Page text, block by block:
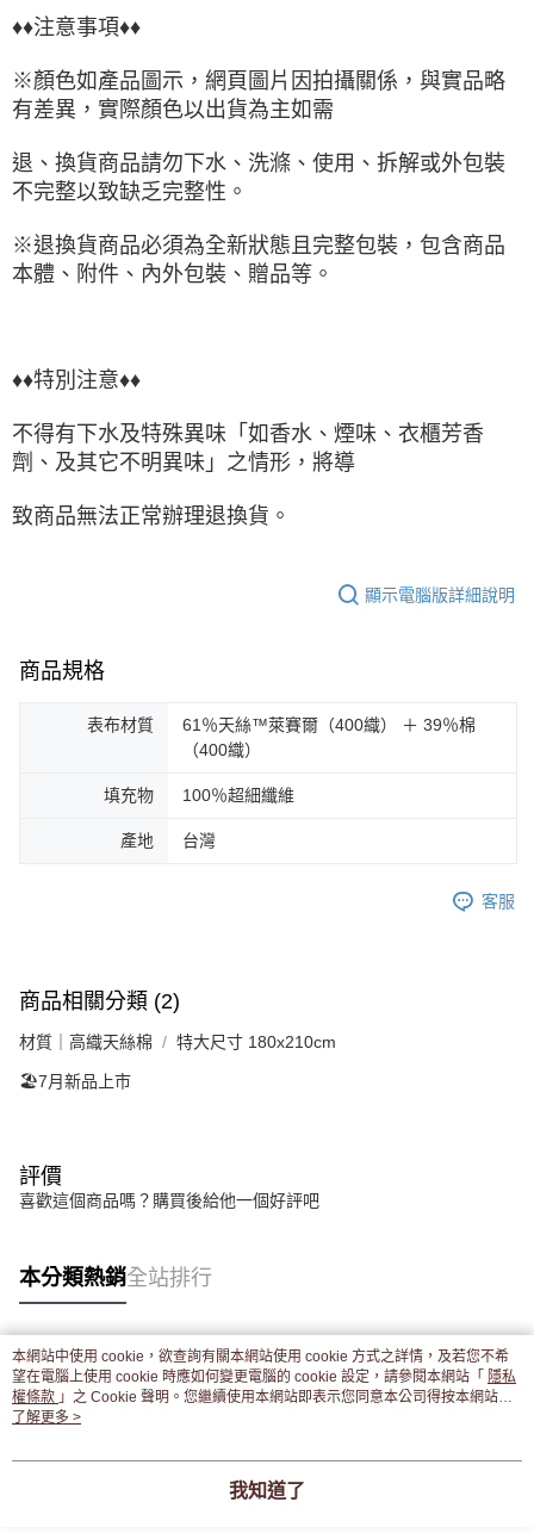
♦♦注意事項♦♦
※顏色如產品圖示，網頁圖片因拍攝關係，與實品略
有差異，實際顏色以出貨為主如需
退、換貨商品請勿下水、洗滌、使用、拆解或外包裝
不完整以致缺乏完整性。
※退換貨商品必須為全新狀態且完整包裝，包含商品
本體、附件、內外包裝、贈品等。
♦♦特別注意♦♦
不得有下水及特殊異味「如香水、煙味、衣櫃芳香
劑、及其它不明異味」之情形，將導
致商品無法正常辦理退換貨。
顯示電腦版詳細說明
商品規格
表布材質
61％天絲™萊賽爾（400織） ＋ 39％棉
（400織）
填充物 100％超細纖維
產地 台灣
客服
商品相關分類 (2)
材質｜高織天絲棉 特大尺寸 180x210cm
🏖️7月新品上市
評價
喜歡這個商品嗎？購買後給他一個好評吧
本分類熱銷全站排行
熱門標籤
本網站中使用 cookie，欲查詢有關本網站使用 cookie 方式之詳情，及若您不希
望在電腦上使用 cookie 時應如何變更電腦的 cookie 設定，請參閱本網站「 隱私
權條款 」之 Cookie 聲明。您繼續使用本網站即表示您同意本公司得按本網站使
用條款之 Cookie 聲明使用 cookie。
了解更多 >
我知道了